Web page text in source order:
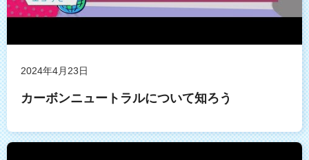
2024年4月23日
カーボンニュートラルについて知ろう